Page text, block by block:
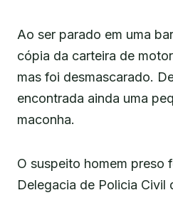
Ao ser parado em uma
cópia da carteira de
mas foi desmascarado.
encontrada ainda uma
maconha.
O suspeito homem preso
Delegacia de Policia Civil